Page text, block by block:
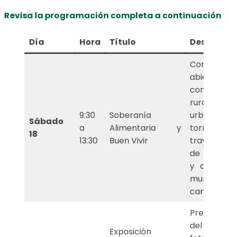
Revisa la programación completa a continuación
Día Hora Título
Sábado
18
9:30
a
13:30
Soberanía
Alimentaria y
Buen Vivir
de
y
mundo
Exposición
del